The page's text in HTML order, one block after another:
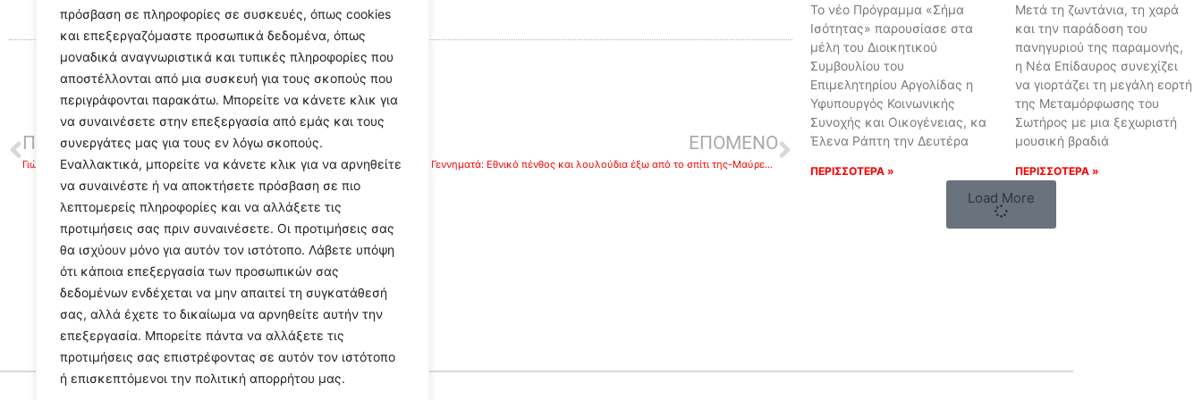
πρόσβαση σε πληροφορίες σε συσκευές, όπως cookies
και επεξεργαζόμαστε προσωπικά δεδομένα, όπως
μοναδικά αναγνωριστικά και τυπικές πληροφορίες που
αποστέλλονται από μια συσκευή για τους σκοπούς που
περιγράφονται παρακάτω. Μπορείτε να κάνετε κλικ για
να συναινέσετε στην επεξεργασία από εμάς και τους
συνεργάτες μας για τους εν λόγω σκοπούς.
Εναλλακτικά, μπορείτε να κάνετε κλικ για να αρνηθείτε
να συναινέστε ή να αποκτήσετε πρόσβαση σε πιο
λεπτομερείς πληροφορίες και να αλλάξετε τις
προτιμήσεις σας πριν συναινέσετε. Οι προτιμήσεις σας
θα ισχύουν μόνο για αυτόν τον ιστότοπο. Λάβετε υπόψη
ότι κάποια επεξεργασία των προσωπικών σας
δεδομένων ενδέχεται να μην απαιτεί τη συγκατάθεσή
σας, αλλά έχετε το δικαίωμα να αρνηθείτε αυτήν την
επεξεργασία. Μπορείτε πάντα να αλλάξετε τις
προτιμήσεις σας επιστρέφοντας σε αυτόν τον ιστότοπο
ή επισκεπτόμενοι την πολιτική απορρήτου μας.
ΠΡΟΗΓΟΥΜΕΝΟ
Γιώργος Λυσίκατος :Προχωράμε με την σιγουριά ότι θα φανούμε αντάξιοι των προσδοκιών σας
ΕΠΟΜΕΝΟ
Φώφη Γεννηματά: Εθνικό πένθος και λουλούδια έξω από το σπίτι της-Μαύρες κορδέλες στο ΚΙΝΑΛ (βίντεο)
Το νέο Πρόγραμμα «Σήμα
Ισότητας» παρουσίασε στα
μέλη του Διοικητικού
Συμβουλίου του
Επιμελητηρίου Αργολίδας η
Υφυπουργός Κοινωνικής
Συνοχής και Οικογένειας, κα
Έλενα Ράπτη την Δευτέρα
ΠΕΡΙΣΣΟΤΕΡΑ »
Μετά τη ζωντάνια, τη χαρά
και την παράδοση του
πανηγυριού της παραμονής,
η Νέα Επίδαυρος συνεχίζει
να γιορτάζει τη μεγάλη εορτή
της Μεταμόρφωσης του
Σωτήρος με μια ξεχωριστή
μουσική βραδιά
ΠΕΡΙΣΣΟΤΕΡΑ »
Load More